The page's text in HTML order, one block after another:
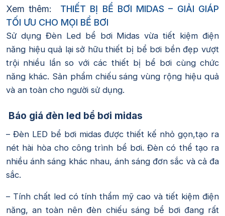
Xem thêm:
THIẾT BỊ BỂ BƠI MIDAS – GIẢI GIÁP
TỐI ƯU CHO MỌI BỂ BƠI
Sử dụng Đèn Led bể bơi Midas vừa tiết kiệm điện
năng hiệu quả lại sở hữu thiết bị bể bơi bền đẹp vượt
trội nhiều lần so với các thiết bị bể bơi cùng chức
năng khác. Sản phẩm chiếu sáng vùng rộng hiệu quả
và an toàn cho người sử dụng.
Báo giá đèn led bể bơi midas
– Đèn LED bể bơi midas được thiết kế nhỏ gọn,tạo ra
nét hài hòa cho công trình bể bơi. Đèn có thể tạo ra
nhiều ánh sáng khác nhau, ánh sáng đơn sắc và cả đa
sắc.
– Tính chất led có tính thẩm mỹ cao và tiết kiệm điện
năng, an toàn nên đèn chiếu sáng bể bơi đang rất